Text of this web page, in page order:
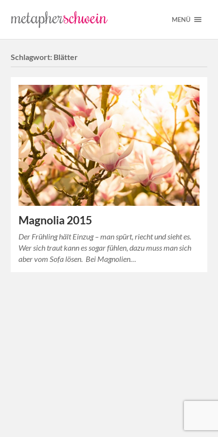
MENÜ
Schlagwort: Blätter
Magnolia 2015
Der Frühling hält Einzug – man spürt, riecht und sieht es.
Wer sich traut kann es sogar fühlen, dazu muss man sich
aber vom Sofa lösen. Bei Magnolien…